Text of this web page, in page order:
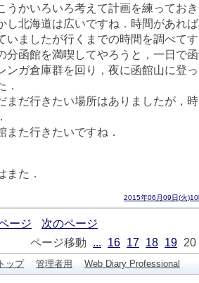
うかいろいろ考えて計画を練ってお
し北海道は広いですね．時間があれ
いましたが行くまでの時間を調べて
分函館を満喫してやろうと，一日で
ンガ倉庫群を回り，夜に函館山に登
．
まだ行きたい場所はありましたが，
また行きたいですね．
また．
2015年06月09日(火
ージ
次のページ
ページ移動
... 16 17 18 19 20
ップ 管理者用 Web Diary Professional